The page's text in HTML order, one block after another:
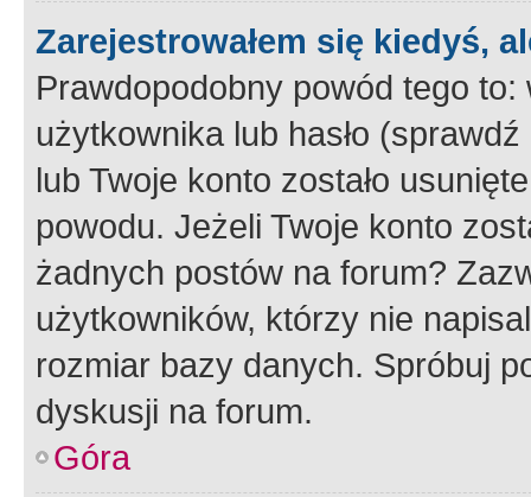
Zarejestrowałem się kiedyś,
Prawdopodobny powód tego to:
użytkownika lub hasło
lub Twoje konto zostało
powodu. Jeżeli Twoje konto
żadnych postów na forum?
użytkowników, którzy nie
rozmiar bazy danych. Spróbuj
dyskusji na forum.
Góra